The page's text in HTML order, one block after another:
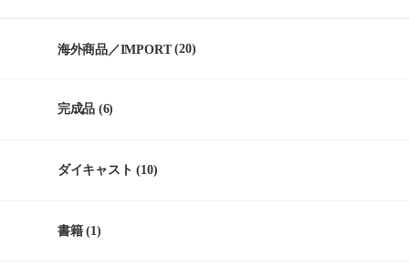
海外商品／IMPORT(20)
完成品 (6)
ダイキャスト (10)
書籍(1)